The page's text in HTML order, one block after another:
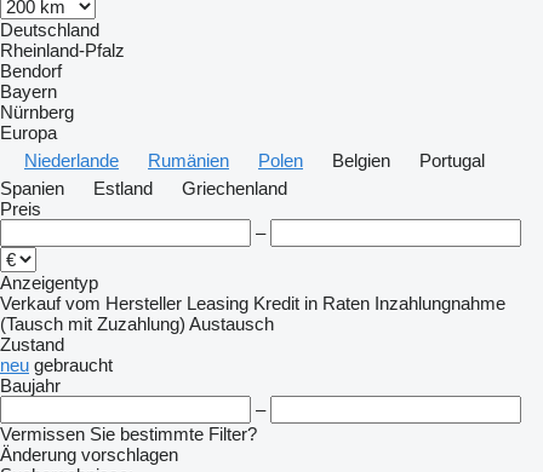
Deutschland
Rheinland-Pfalz
Bendorf
Bayern
Nürnberg
Europa
Niederlande
Rumänien Polen Belgien
Portugal
Spanien
Estland
Griechenland
Preis
–
Anzeigentyp
Verkauf vom Hersteller Leasing Kredit in Raten Inzahlungnahme
(Tausch mit Zuzahlung) Austausch
Zustand
neu gebraucht
Baujahr
–
Vermissen Sie bestimmte Filter?
Änderung vorschlagen